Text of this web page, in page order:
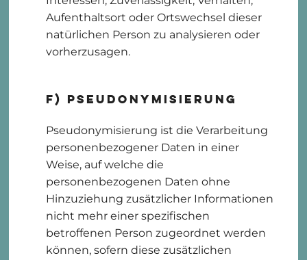
Aufenthaltsort oder Ortswechsel dieser
natürlichen Person zu analysieren oder
vorherzusagen.
f) Pseudonymisierung
Pseudonymisierung ist die Verarbeitung
personenbezogener Daten in einer
Weise, auf welche die
personenbezogenen Daten ohne
Hinzuziehung zusätzlicher Informationen
nicht mehr einer spezifischen
betroffenen Person zugeordnet werden
können, sofern diese zusätzlichen